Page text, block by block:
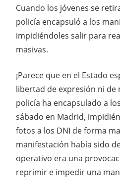
Cuando los jóvenes se
policía encapsuló a los
impidiéndoles salir para
masivas.
¡Parece que en el Estado
libertad de expresión ni de
policía ha encapsulado a
sábado en Madrid,
fotos a los DNI de forma
manifestación había sido
operativo era una
reprimir e impedir una